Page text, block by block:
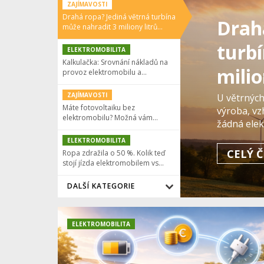
ZAJÍMAVOSTI
Drahá ropa? Jediná větrná turbína
může nahradit 3 miliony litrů…
ELEKTROMOBILITA
Kalkulačka: Srovnání nákladů na
provoz elektromobilu a…
ZAJÍMAVOSTI
Máte fotovoltaiku bez
elektromobilu? Možná vám…
ELEKTROMOBILITA
Ropa zdražila o 50 %. Kolik teď
stojí jízda elektromobilem vs…
DALŠÍ KATEGORIE
U
výroba,
žádná
dokáže
dovézt z
CELÝ
ELEKTROMOBILITA